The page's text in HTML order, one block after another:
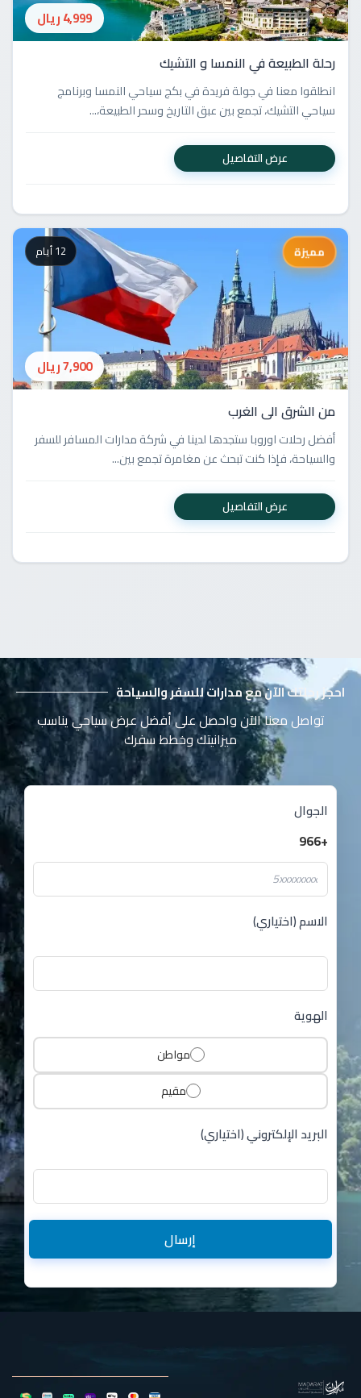
4,999 ريال
رحلة الطبيعة في النمسا و التشيك
انطلقوا معنا في جولة فريدة في بكج سياحي النمسا وبرنامج
سياحي التشيك، تجمع بين عبق التاريخ وسحر الطبيعة،...
عرض التفاصيل
مميزة 12 أيام
7,900 ريال
من الشرق الى الغرب
أفضل رحلات اوروبا ستجدها لدينا في شركة مدارات المسافر للسفر
والسياحة، فإذا كنت تبحث عن مغامرة تجمع بين...
عرض التفاصيل
احجز رحلتك الآن مع مدارات للسفر والسياحة
تواصل معنا الآن واحصل على أفضل عرض سياحي يناسب
ميزانيتك وخطط سفرك
الجوال
+966
الاسم (اختياري)
الهوية
مواطن
مقيم
البريد الإلكتروني (اختياري)
إرسال